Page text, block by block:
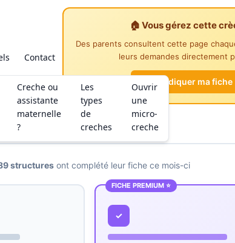
Creche ou
assistante
maternelle
?
Les
types
de
creches
Ouvrir
une
micro-
creche
Contact
🏠 Vous gérez cette
Des parents consultent cette page
leurs demandes directement
Revendiquer ma
structuresont complété leur fiche ce mois-ci
FICHE PREMIUM ⭐
✓